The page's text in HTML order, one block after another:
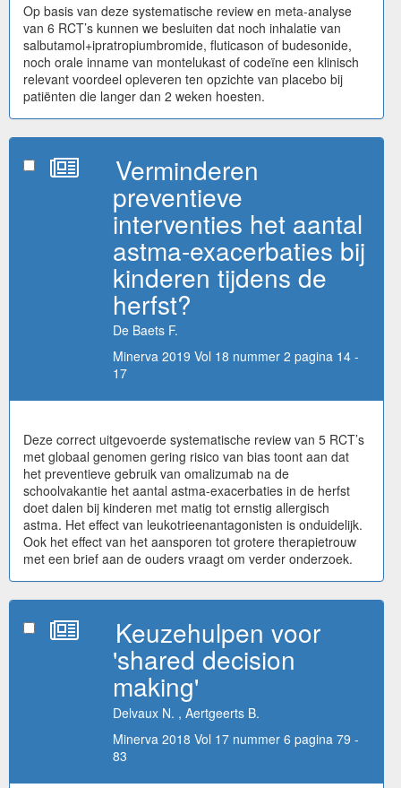
Op basis van deze systematische review en meta-analyse
van 6 RCT’s kunnen we besluiten dat noch inhalatie van
salbutamol+ipratropiumbromide, fluticason of budesonide,
noch orale inname van montelukast of codeïne een klinisch
relevant voordeel opleveren ten opzichte van placebo bij
patiënten die langer dan 2 weken hoesten.
Verminderen
preventieve
interventies het aantal
astma-exacerbaties bij
kinderen tijdens de
herfst?
De Baets F.
Minerva 2019 Vol 18 nummer 2 pagina 14 -
17
Deze correct uitgevoerde systematische review van 5 RCT’s
met globaal genomen gering risico van bias toont aan dat
het preventieve gebruik van omalizumab na de
schoolvakantie het aantal astma-exacerbaties in de herfst
doet dalen bij kinderen met matig tot ernstig allergisch
astma. Het effect van leukotrieenantagonisten is onduidelijk.
Ook het effect van het aansporen tot grotere therapietrouw
met een brief aan de ouders vraagt om verder onderzoek.
Keuzehulpen voor
'shared decision
making'
Delvaux N. , Aertgeerts B.
Minerva 2018 Vol 17 nummer 6 pagina 79 -
83